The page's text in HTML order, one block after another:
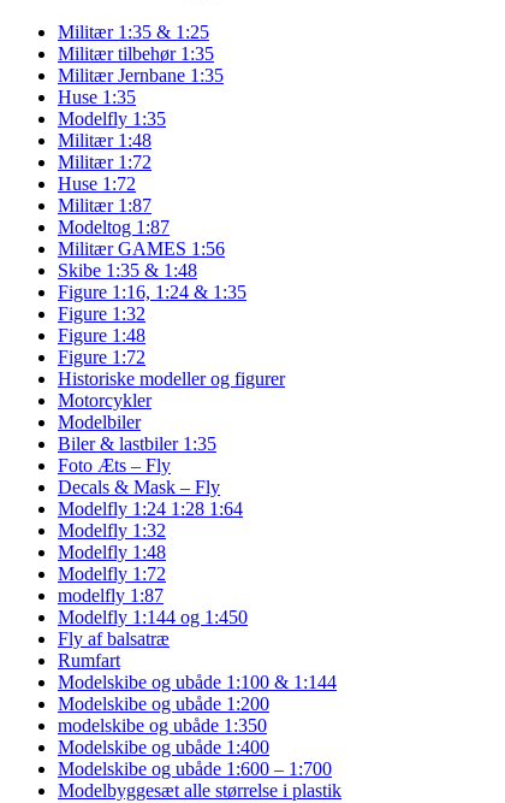
Militær 1:35 & 1:25
Militær tilbehør 1:35
Militær Jernbane 1:35
Huse 1:35
Modelfly 1:35
Militær 1:48
Militær 1:72
Huse 1:72
Militær 1:87
Modeltog 1:87
Militær GAMES 1:56
Skibe 1:35 & 1:48
Figure 1:16, 1:24 & 1:35
Figure 1:32
Figure 1:48
Figure 1:72
Historiske modeller og figurer
Motorcykler
Modelbiler
Biler & lastbiler 1:35
Foto Æts – Fly
Decals & Mask – Fly
Modelfly 1:24 1:28 1:64
Modelfly 1:32
Modelfly 1:48
Modelfly 1:72
modelfly 1:87
Modelfly 1:144 og 1:450
Fly af balsatræ
Rumfart
Modelskibe og ubåde 1:100 & 1:144
Modelskibe og ubåde 1:200
modelskibe og ubåde 1:350
Modelskibe og ubåde 1:400
Modelskibe og ubåde 1:600 – 1:700
Modelbyggesæt alle størrelse i plastik